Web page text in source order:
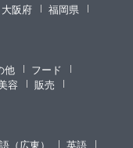
大阪府
福岡県
他
フード
容
販売
（広東）
英語